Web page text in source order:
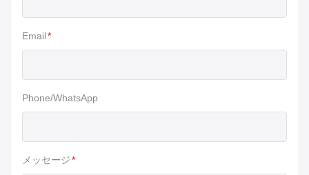
Email*
Phone/WhatsApp
メッセージ*